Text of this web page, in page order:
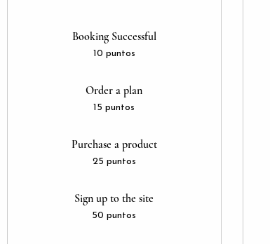
Booking Successful
10 puntos
Order a plan
15 puntos
Purchase a product
25 puntos
Sign up to the site
50 puntos